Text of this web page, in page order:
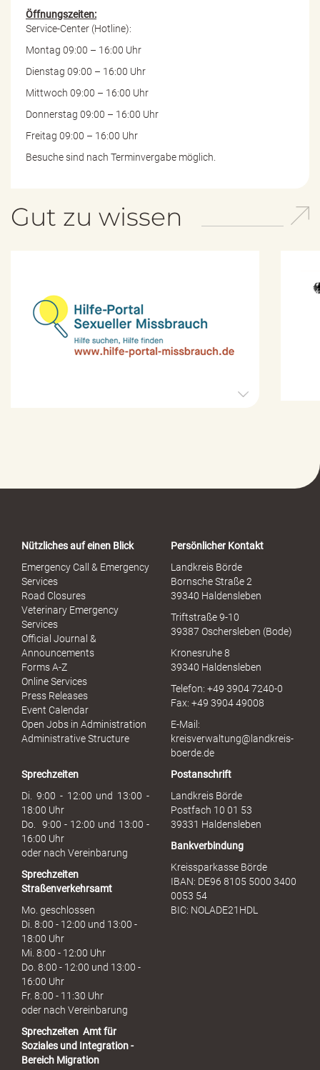
Öffnungszeiten:
Service-Center (Hotline):
Montag 09:00 – 16:00 Uhr
Dienstag 09:00 – 16:00 Uhr
Mittwoch 09:00 – 16:00 Uhr
Donnerstag 09:00 – 16:00 Uhr
Freitag 09:00 – 16:00 Uhr
Besuche sind nach Terminvergabe möglich.
Gut zu wissen
o
u
h
Nützliches auf einen Blick
Emergency Call & Emergency
Services
Road Closures
Veterinary Emergency
Services
Official Journal &
Announcements
Forms A-Z
Online Services
Press Releases
Event Calendar
Open Jobs in Administration
Administrative Structure
Persönlicher Kontakt
Landkreis Börde
Bornsche Straße 2
39340 Haldensleben
Triftstraße 9-10
39387 Oschersleben (Bode)
Kronesruhe 8
39340 Haldensleben
Telefon: +49 3904 7240-0
Fax: +49 3904 49008
E-Mail:
kreisverwaltung@landkreis-
boerde.de
Sprechzeiten
Di. 9:00 - 12:00 und 13:00 -
18:00 Uhr
Do. 9:00 - 12:00 und 13:00 -
16:00 Uhr
oder nach Vereinbarung
Sprechzeiten
Straßenverkehrsamt
Mo. geschlossen
Di. 8:00 - 12:00 und 13:00 -
18:00 Uhr
Mi. 8:00 - 12:00 Uhr
Do. 8:00 - 12:00 und 13:00 -
16:00 Uhr
Fr. 8:00 - 11:30 Uhr
oder nach Vereinbarung
Sprechzeiten Amt für
Soziales und Integration -
Bereich Migration
Postanschrift
Landkreis Börde
Postfach 10 01 53
39331 Haldensleben
Bankverbindung
Kreissparkasse Börde
IBAN: DE96 8105 5000 3400
0053 54
BIC: NOLADE21HDL